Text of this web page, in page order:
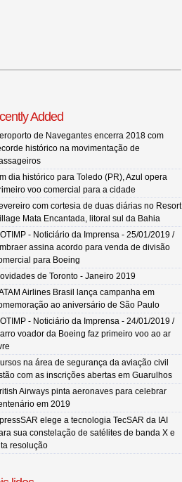
Added
de Navegantes encerra 2018 com
histórico na movimentação de
dia histórico para Toledo (PR), Azul opera
voo comercial para a cidade
com cortesia de duas diárias no Resort
Mata Encantada, litoral sul da Bahia
- Noticiário da Imprensa - 25/01/2019 /
assina acordo para venda de divisão
para Boeing
de Toronto - Janeiro 2019
Airlines Brasil lança campanha em
ao aniversário de São Paulo
- Noticiário da Imprensa - 24/01/2019 /
voador da Boeing faz primeiro voo ao ar
na área de segurança da aviação civil
com as inscrições abertas em Guarulhos
Airways pinta aeronaves para celebrar
em 2019
elege a tecnologia TecSAR da IAI
sua constelação de satélites de banda X e
resolução